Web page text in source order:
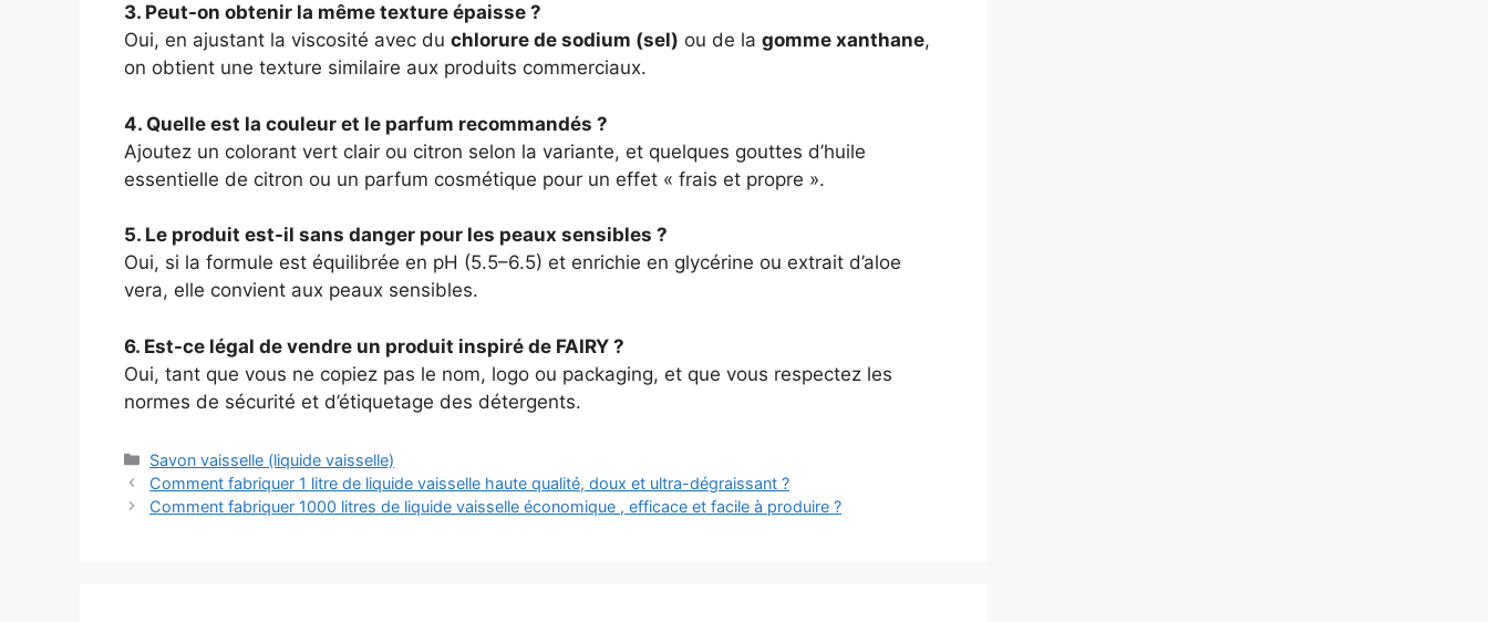
3. Peut-on obtenir la même texture épaisse ?
Oui, en ajustant la viscosité avec du chlorure de sodium (sel) ou de la gomme xanthane,
on obtient une texture similaire aux produits commerciaux.
4. Quelle est la couleur et le parfum recommandés ?
Ajoutez un colorant vert clair ou citron selon la variante, et quelques gouttes d’huile
essentielle de citron ou un parfum cosmétique pour un effet « frais et propre ».
5. Le produit est-il sans danger pour les peaux sensibles ?
Oui, si la formule est équilibrée en pH (5.5–6.5) et enrichie en glycérine ou extrait d’aloe
vera, elle convient aux peaux sensibles.
6. Est-ce légal de vendre un produit inspiré de FAIRY ?
Oui, tant que vous ne copiez pas le nom, logo ou packaging, et que vous respectez les
normes de sécurité et d’étiquetage des détergents.
Catégories
Savon vaisselle (liquide vaisselle)
Comment fabriquer 1 litre de liquide vaisselle haute qualité, doux et ultra-dégraissant ?
Comment fabriquer 1000 litres de liquide vaisselle économique , efficace et facile à produire ?